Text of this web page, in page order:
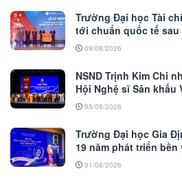
Trường Đại học Tài
tới chuẩn quốc tế sau
09/08/2026
NSND Trịnh Kim Chi
Hội Nghệ sĩ Sân khấu
05/08/2026
Trường Đại học Gia
19 năm phát triển bền
01/08/2026